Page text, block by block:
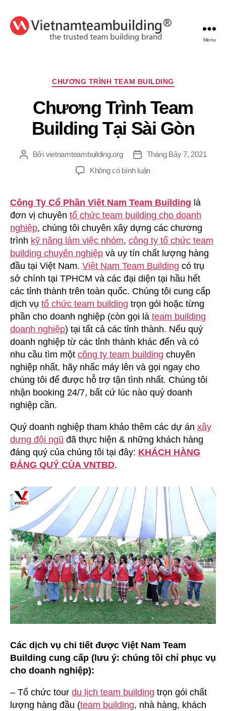
Menu
Chuyên
CHƯƠNG TRÌNH TEAM BUILDING
Chương Trình Team
Building Tại Sài Gòn
TácBởi vietnamteambuilding.org
Ngày
đăng
Tháng Bảy 7, 2021
Không có bình luậnở
Team
Building
Tại
Sài
Gòn
Công Ty Cổ Phần Việt Nam Team Building là
đơn vị chuyên tổ chức team building cho doanh
nghiệp, chúng tôi chuyên xây dựng các chương
trình kỹ năng làm việc nhóm, công ty tổ chức team
building chuyên nghiệp và uy tín chất lượng hàng
đầu tại Việt Nam. Việt Nam Team Building có trụ
sở chính tại TPHCM và các đại diện tại hầu hết
các tỉnh thành trên toàn quốc. Chúng tôi cung cấp
dịch vụ tổ chức team building trọn gói hoặc từng
phần cho doanh nghiệp (còn gọi là team building
doanh nghiệp) tại tất cả các tỉnh thành. Nếu quý
doanh nghiệp từ các tỉnh thành khác đến và có
nhu cầu tìm một công ty team building chuyên
nghiệp nhất, hãy nhấc máy lên và gọi ngay cho
chúng tôi để được hỗ trợ tận tình nhất. Chúng tôi
nhận booking 24/7, bất cứ lúc nào quý doanh
nghiệp cần.
Quý doanh nghiệp tham khảo thêm các dự án xây
dựng đội ngũ đã thực hiện & những khách hàng
đáng quý của chúng tôi tại đây: KHÁCH HÀNG
ĐÁNG QUÝ CỦA VNTBD.
Các dịch vụ chi tiết được Việt Nam Team
Building cung cấp (lưu ý: chúng tôi chỉ phục vụ
cho doanh nghiệp):
– Tổ chức tour du lịch team building trọn gói chất
lượng hàng đầu (team building, nhà hàng, khách